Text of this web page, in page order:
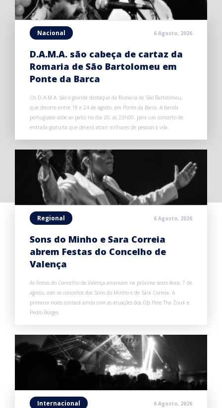
Nacional 6 Agosto, 2026
D.A.M.A. são cabeça de cartaz da
Romaria de São Bartolomeu em
Ponte da Barca
Os D.A.M.A. são o grande destaque da Romaria de São Bartolomeu,
que decorre entre 18 e 24 de agosto, em Ponte da Barca. A banda
portuguesa sobe ao palco no dia 20, às 23h00, para um concerto de
entrada gratuita que deverá atrair milhares de pessoas à vila.
Regional 6 Agosto, 2026
Sons do Minho e Sara Correia
abrem Festas do Concelho de
Valença
As Festas do Concelho de Valença arrancam na próxima sexta-feira, 7 de
agosto, com os concertos dos Sons do Minho e de Sara Correia. A
primeira noite contará ainda com as atuações dos DJs Pete Tha Zouk e
Pedro Borges.
Internacional 6 Agosto, 2026